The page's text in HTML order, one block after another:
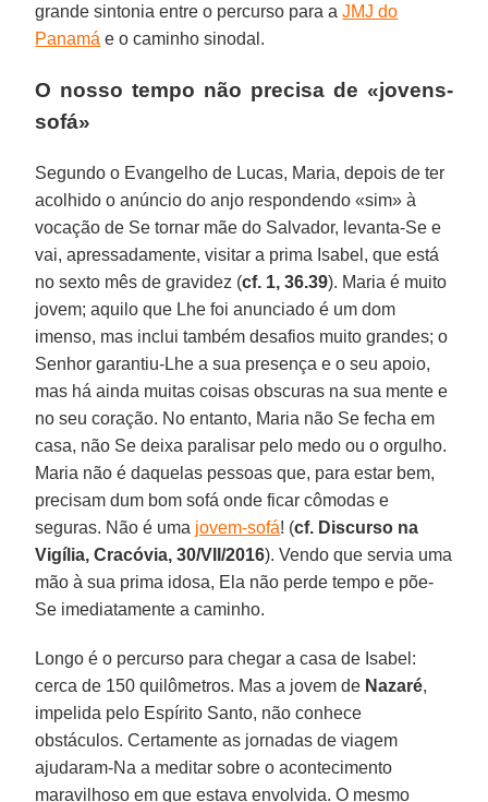
grande sintonia entre o percurso para aJMJ do
Panamá e o caminho sinodal.
O nosso tempo não precisa de «jovens-
sofá»
Segundo o Evangelho de Lucas, Maria, depois de ter
acolhido o anúncio do anjo respondendo «sim» à
vocação de Se tornar mãe do Salvador, levanta-Se e
vai, apressadamente, visitar a prima Isabel, que está
no sexto mês de gravidez (cf. 1, 36.39). Maria é muito
jovem; aquilo que Lhe foi anunciado é um dom
imenso, mas inclui também desafios muito grandes; o
Senhor garantiu-Lhe a sua presença e o seu apoio,
mas há ainda muitas coisas obscuras na sua mente e
no seu coração. No entanto, Maria não Se fecha em
casa, não Se deixa paralisar pelo medo ou o orgulho.
Maria não é daquelas pessoas que, para estar bem,
precisam dum bom sofá onde ficar cômodas e
seguras. Não é uma jovem-sofá! (cf. Discurso na
Vigília, Cracóvia, 30/VII/2016). Vendo que servia uma
mão à sua prima idosa, Ela não perde tempo e põe-
Se imediatamente a caminho.
Longo é o percurso para chegar a casa de Isabel:
cerca de 150 quilômetros. Mas a jovem de Nazaré,
impelida pelo Espírito Santo, não conhece
obstáculos. Certamente as jornadas de viagem
ajudaram-Na a meditar sobre o acontecimento
maravilhoso em que estava envolvida. O mesmo